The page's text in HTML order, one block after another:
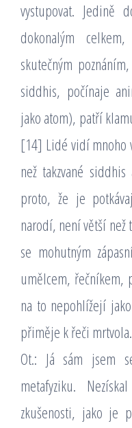
vystupovat. Jedině
dokonalým
skutečným
siddhis, počínaje
jako atom), patří
[14] Lidé vidí mnoho
než takzvané
proto, že je
narodí, není větší než
se mohutným
umělcem,
na to nepohlížejí
přiměje k řeči
Ot.: Já sám jsem
metafyziku.
zkušenosti, jako je